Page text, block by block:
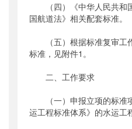
（四）《中华人民共和
国航道法》相关配套标准。
（五）根据标准复审工
标准，见附件1。
二、工作要求
（一）申报立项的标准
运工程标准体系》的水运工